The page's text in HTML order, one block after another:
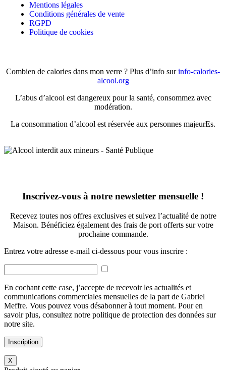
Mentions légales
Conditions générales de vente
RGPD
Politique de cookies
Combien de calories dans mon verre ? Plus d’info surinfo-calories-
alcool.org
L’abus d’alcool est dangereux pour la santé, consommez avec
modération.
La consommation d’alcool est réservée aux personnes majeurEs.
Inscrivez-vous à notre newsletter mensuelle !
Recevez toutes nos offres exclusives et suivez l’actualité de notre
Maison. Bénéficiez également des frais de port offerts sur votre
prochaine commande.
Entrez votre adresse e-mail ci-dessous pour vous inscrire :
En cochant cette case, j’accepte de recevoir les actualités et
communications commerciales mensuelles de la part de Gabriel
Meffre. Vous pouvez vous désabonner à tout moment. Pour en
savoir plus, consultez notre politique de protection des données sur
notre site.
Inscription
X